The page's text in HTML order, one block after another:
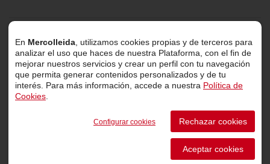
© 2026 Mercolleida. Todos los derechos reservados.
Proyecto webdesarrollado porACTIUM Digital
Portal de transparencia
Canal de comunicación de informantes
Perfil del Contratante
En Mercolleida , utilizamos cookies propias y de terceros para
analizar el uso que haces de nuestra Plataforma, con el fin de
mejorar nuestros servicios y crear un perfil con tu navegación
que permita generar contenidos personalizados y de tu
interés. Para más información, accede a nuestra Política de
Cookies
Configurar cookies Rechazar cookies
Aceptar cookies